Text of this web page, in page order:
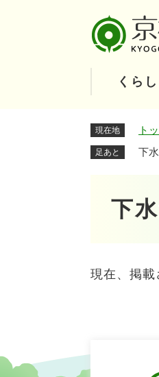
くら
現在地 ト
足あと 下
下
現在、掲載